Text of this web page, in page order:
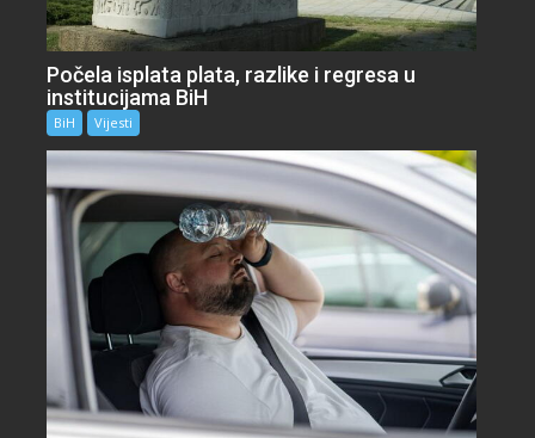
Počela isplata plata, razlike i regresa u
institucijama BiH
BiH Vijesti